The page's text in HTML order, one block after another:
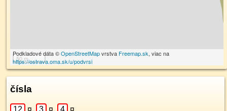
50 m
Podkladové dáta ©OpenStreetMapvrstva Freemap.sk, viac na
https://ostrava.oma.sk/u/podvrsi
čísla
12 ¤, 3 ¤, 4 ¤